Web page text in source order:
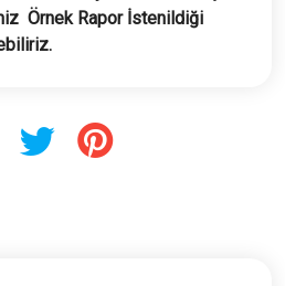
Örnek Rapor İstenildiği